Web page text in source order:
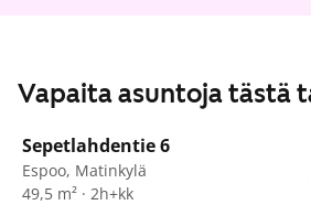
Vapaita asuntoja tästä
/26
Sepetlahdentie 6
Espoo, Matinkylä
49,5 m² · 2h+kk